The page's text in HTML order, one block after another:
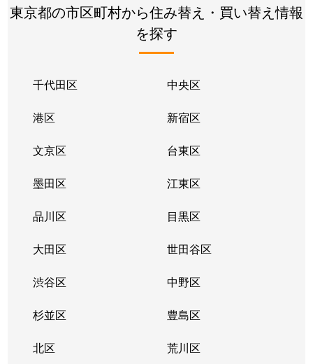
東京都の市区町村から住み替え・買い替え情報
を探す
千代田区 中央区
港区 新宿区
文京区 台東区
墨田区 江東区
品川区 目黒区
大田区 世田谷区
渋谷区 中野区
杉並区 豊島区
北区 荒川区